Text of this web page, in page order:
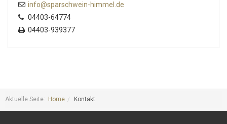
info@sparschwein-himmel.de
04403-64774
04403-939377
Aktuelle Seite: Home Kontakt